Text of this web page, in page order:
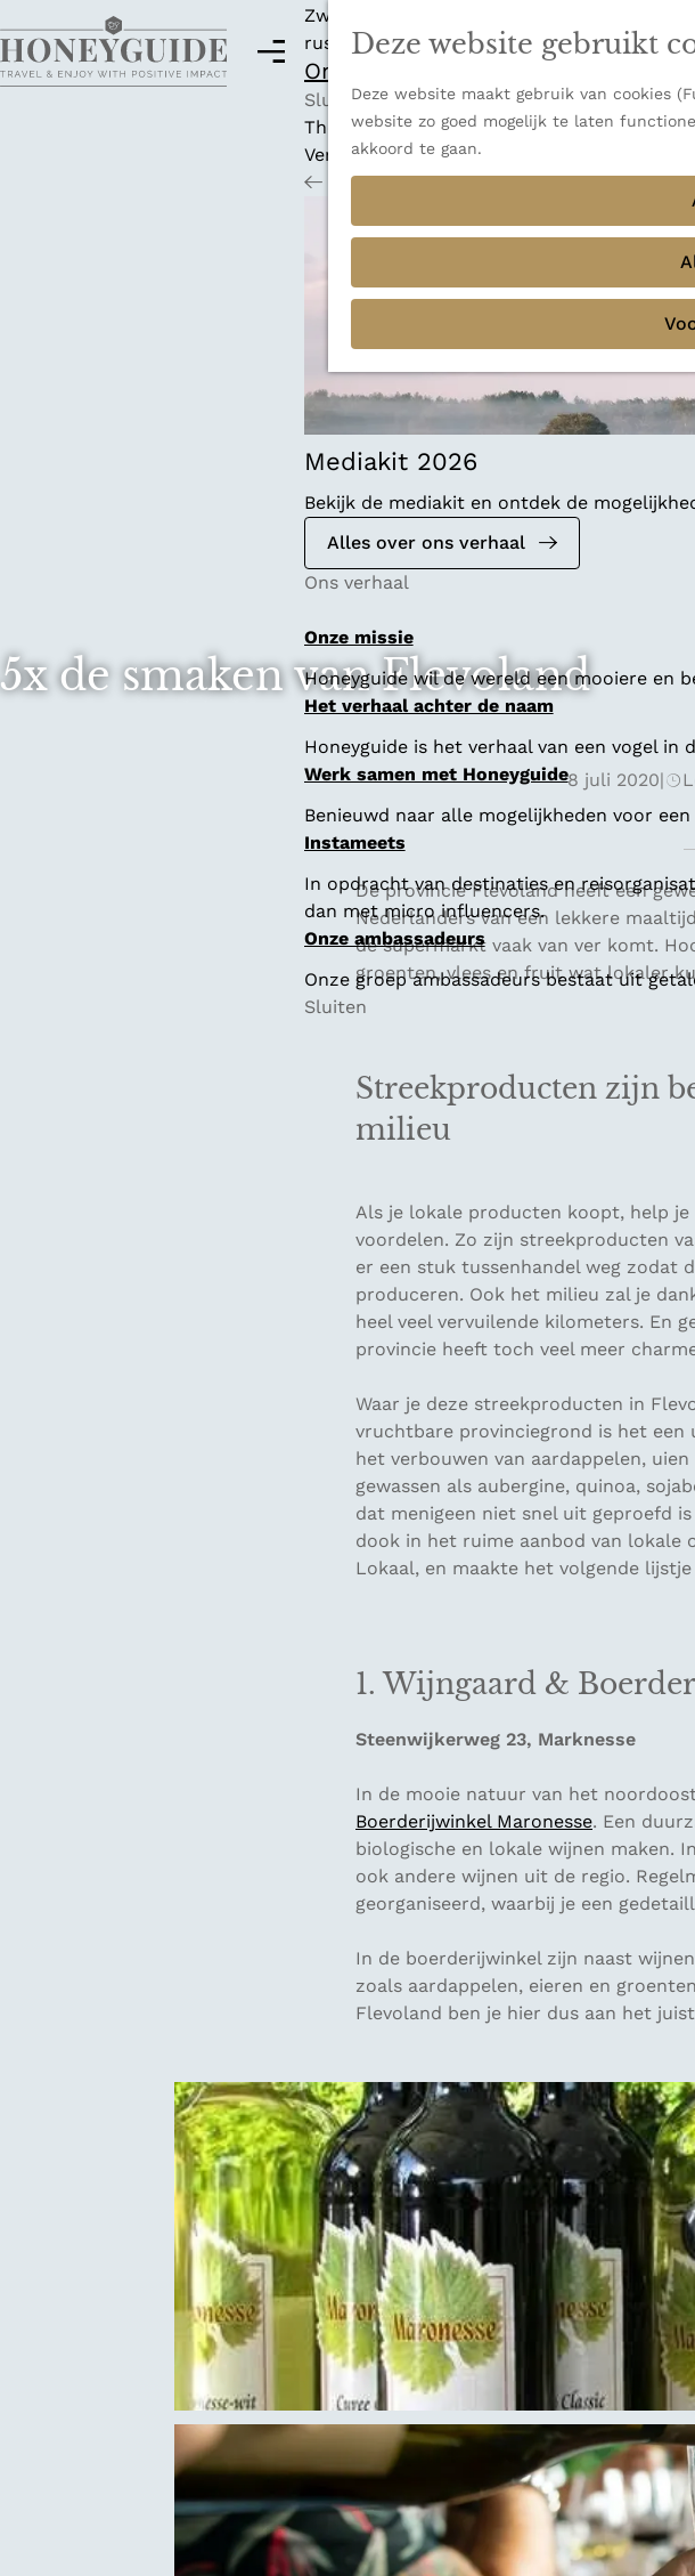
Deze website gebruikt
Deze website maakt gebruik van cookies
website zo goed mogelijk te laten
akkoord te gaan.
M
Zwitserland is misschien vooral bekend
rust en adembenemende uitzichten.
Ontdek alle bestemmingen
Sluiten
Thema's
Verborgen parels
Terug Ons verhaal
Mediakit 2026
Bekijk de mediakit en ontdek de
Alles over ons verhaal
Ons verhaal
Onze missie
Honeyguide wil de wereld een mooiere en
Het verhaal achter de naam
Honeyguide is het verhaal van een vogel
Werk samen met Honeyguide
Benieuwd naar alle mogelijkheden voor
Instameets
In opdracht van destinaties en
dan met micro influencers.
Onze ambassadeurs
Onze groep ambassadeurs bestaat uit
Sluiten
5x de smaken van Flevoland
8 juli 2020|
De provincie Flevoland heeft een
Nederlanders van een lekkere
de supermarkt vaak van ver komt.
groenten, vlees en fruit wat lokaler
Streekproducten zijn
milieu
Als je lokale producten koopt, help
voordelen. Zo zijn streekproducten
er een stuk tussenhandel weg zodat
produceren. Ook het milieu zal je
heel veel vervuilende kilometers. En
provincie heeft toch veel meer
Waar je deze streekproducten in
vruchtbare provinciegrond is het
het verbouwen van aardappelen,
gewassen als aubergine, quinoa,
dat menigeen niet snel uit geproefd
dook in het ruime aanbod van lokale
Lokaal, en maakte het volgende
1. Wijngaard &
Steenwijkerweg 23, Marknesse
In de mooie natuur van het
Boerderijwinkel Maronesse. Een
biologische en lokale wijnen maken.
ook andere wijnen uit de regio.
georganiseerd, waarbij je een
In de boerderijwinkel zijn naast
zoals aardappelen, eieren en
Flevoland ben je hier dus aan het